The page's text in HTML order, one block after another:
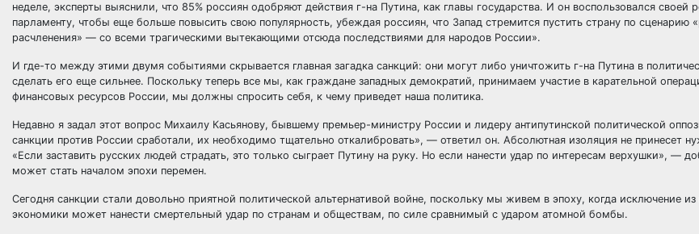
неделе, эксперты выяснили, что 85% россиян одобряют действия г-на Путина, как главы государства. И он воспользовался своей
парламенту, чтобы еще больше повысить свою популярность, убеждая россиян, что Запад стремится пустить страну по сценарию
расчленения» — со всеми трагическими вытекающими отсюда последствиями для народов России».
И где-то между этими двумя событиями скрывается главная загадка санкций: они могут либо уничтожить г-на Путина в
сделать его еще сильнее. Поскольку теперь все мы, как граждане западных демократий, принимаем участие в карательной
финансовых ресурсов России, мы должны спросить себя, к чему приведет наша политика.
Недавно я задал этот вопрос Михаилу Касьянову, бывшему премьер-министру России и лидеру антипутинской политической
санкции против России сработали, их необходимо тщательно откалибровать», — ответил он. Абсолютная изоляция не принесет
«Если заставить русских людей страдать, это только сыграет Путину на руку. Но если нанести удар по интересам верхушки», —
может стать началом эпохи перемен.
Сегодня санкции стали довольно приятной политической альтернативой войне, поскольку мы живем в эпоху, когда исключение
экономики может нанести смертельный удар по странам и обществам, по силе сравнимый с ударом атомной бомбы.